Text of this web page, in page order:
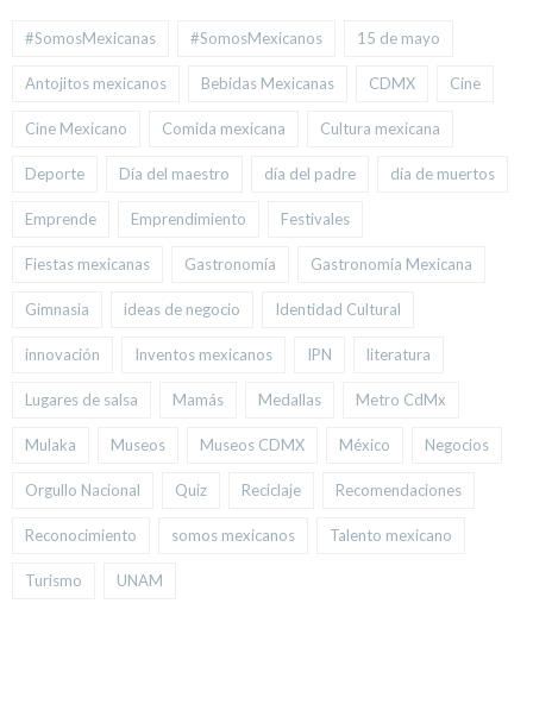
#SomosMexicanas #SomosMexicanos 15 de mayo
Antojitos mexicanos Bebidas Mexicanas CDMX Cine
Cine Mexicano Comida mexicana Cultura mexicana
Deporte Día del maestro día del padre día de muertos
Emprende Emprendimiento Festivales
Fiestas mexicanas Gastronomía Gastronomía Mexicana
Gimnasia ideas de negocio Identidad Cultural
innovación Inventos mexicanos IPN literatura
Lugares de salsa Mamás Medallas Metro CdMx
Mulaka Museos Museos CDMX México Negocios
Orgullo Nacional Quiz Reciclaje Recomendaciones
Reconocimiento somos mexicanos Talento mexicano
Turismo UNAM